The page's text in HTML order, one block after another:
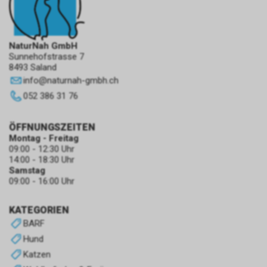
NaturNah GmbH
Sunnehofstrasse 7
8493 Saland
info@naturnah-gmbh.ch
052 386 31 76
KATEGORIEN
BARF
Hund
Katzen
ÖFFNUNGSZEITEN
Montag - Freitag
09:00 - 12:30 Uhr
14:00 - 18:30 Uhr
Samstag
09:00 - 16:00 Uhr